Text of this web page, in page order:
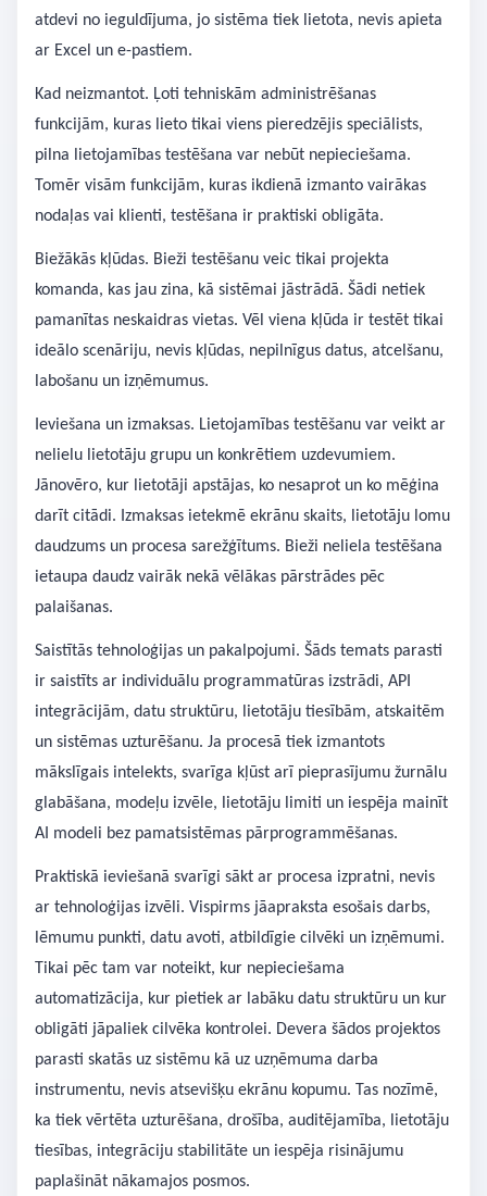
atdevi no ieguldījuma, jo sistēma tiek lietota, nevis apieta
ar Excel un e-pastiem.
Kad neizmantot. Ļoti tehniskām administrēšanas
funkcijām, kuras lieto tikai viens pieredzējis speciālists,
pilna lietojamības testēšana var nebūt nepieciešama.
Tomēr visām funkcijām, kuras ikdienā izmanto vairākas
nodaļas vai klienti, testēšana ir praktiski obligāta.
Biežākās kļūdas. Bieži testēšanu veic tikai projekta
komanda, kas jau zina, kā sistēmai jāstrādā. Šādi netiek
pamanītas neskaidras vietas. Vēl viena kļūda ir testēt tikai
ideālo scenāriju, nevis kļūdas, nepilnīgus datus, atcelšanu,
labošanu un izņēmumus.
Ieviešana un izmaksas. Lietojamības testēšanu var veikt ar
nelielu lietotāju grupu un konkrētiem uzdevumiem.
Jānovēro, kur lietotāji apstājas, ko nesaprot un ko mēģina
darīt citādi. Izmaksas ietekmē ekrānu skaits, lietotāju lomu
daudzums un procesa sarežģītums. Bieži neliela testēšana
ietaupa daudz vairāk nekā vēlākas pārstrādes pēc
palaišanas.
Saistītās tehnoloģijas un pakalpojumi. Šāds temats parasti
ir saistīts ar individuālu programmatūras izstrādi, API
integrācijām, datu struktūru, lietotāju tiesībām, atskaitēm
un sistēmas uzturēšanu. Ja procesā tiek izmantots
mākslīgais intelekts, svarīga kļūst arī pieprasījumu žurnālu
glabāšana, modeļu izvēle, lietotāju limiti un iespēja mainīt
AI modeli bez pamatsistēmas pārprogrammēšanas.
Praktiskā ieviešanā svarīgi sākt ar procesa izpratni, nevis
ar tehnoloģijas izvēli. Vispirms jāapraksta esošais darbs,
lēmumu punkti, datu avoti, atbildīgie cilvēki un izņēmumi.
Tikai pēc tam var noteikt, kur nepieciešama
automatizācija, kur pietiek ar labāku datu struktūru un kur
obligāti jāpaliek cilvēka kontrolei. Devera šādos projektos
parasti skatās uz sistēmu kā uz uzņēmuma darba
instrumentu, nevis atsevišķu ekrānu kopumu. Tas nozīmē,
ka tiek vērtēta uzturēšana, drošība, auditējamība, lietotāju
tiesības, integrāciju stabilitāte un iespēja risinājumu
paplašināt nākamajos posmos.